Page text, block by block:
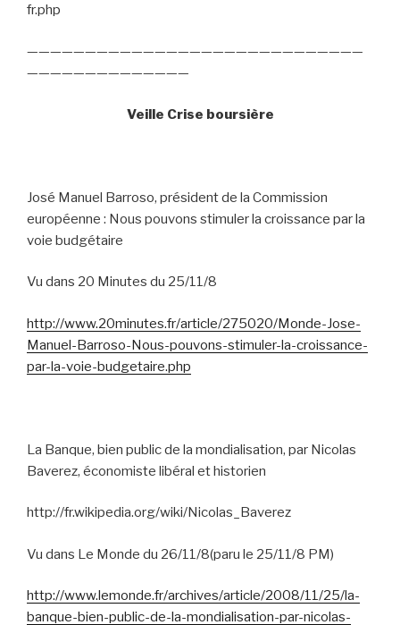
fr.php
—————————————————————————————
——————————————
Veille Crise boursière
José Manuel Barroso, président de la Commission
européenne : Nous pouvons stimuler la croissance par la
voie budgétaire
Vu dans 20 Minutes du 25/11/8
http://www.20minutes.fr/article/275020/Monde-Jose-
Manuel-Barroso-Nous-pouvons-stimuler-la-croissance-
par-la-voie-budgetaire.php
La Banque, bien public de la mondialisation, par Nicolas
Baverez, économiste libéral et historien
http://fr.wikipedia.org/wiki/Nicolas_Baverez
Vu dans Le Monde du 26/11/8(paru le 25/11/8 PM)
http://www.lemonde.fr/archives/article/2008/11/25/la-
banque-bien-public-de-la-mondialisation-par-nicolas-